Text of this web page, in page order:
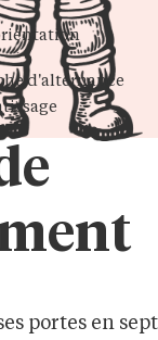
d'alternance
portes en